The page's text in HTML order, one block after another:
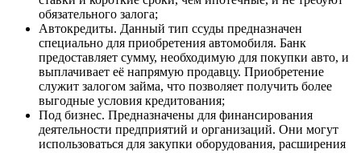
обязательного залога;
Автокредиты. Данный тип ссуды предназначен
специально для приобретения автомобиля. Банк
предоставляет сумму, необходимую для покупки авто, и
выплачивает её напрямую продавцу. Приобретение
служит залогом займа, что позволяет получить более
выгодные условия кредитования;
Под бизнес. Предназначены для финансирования
деятельности предприятий и организаций. Они могут
использоваться для закупки оборудования, расширения